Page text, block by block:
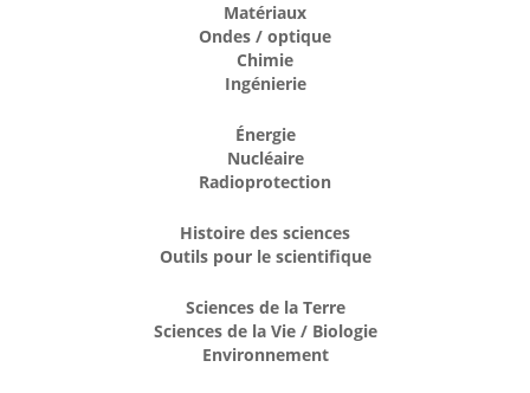
Matériaux
Ondes / optique
Chimie
Ingénierie
Énergie
Nucléaire
Radioprotection
Histoire des sciences
Outils pour le scientifique
Sciences de la Terre
Sciences de la Vie / Biologie
Environnement